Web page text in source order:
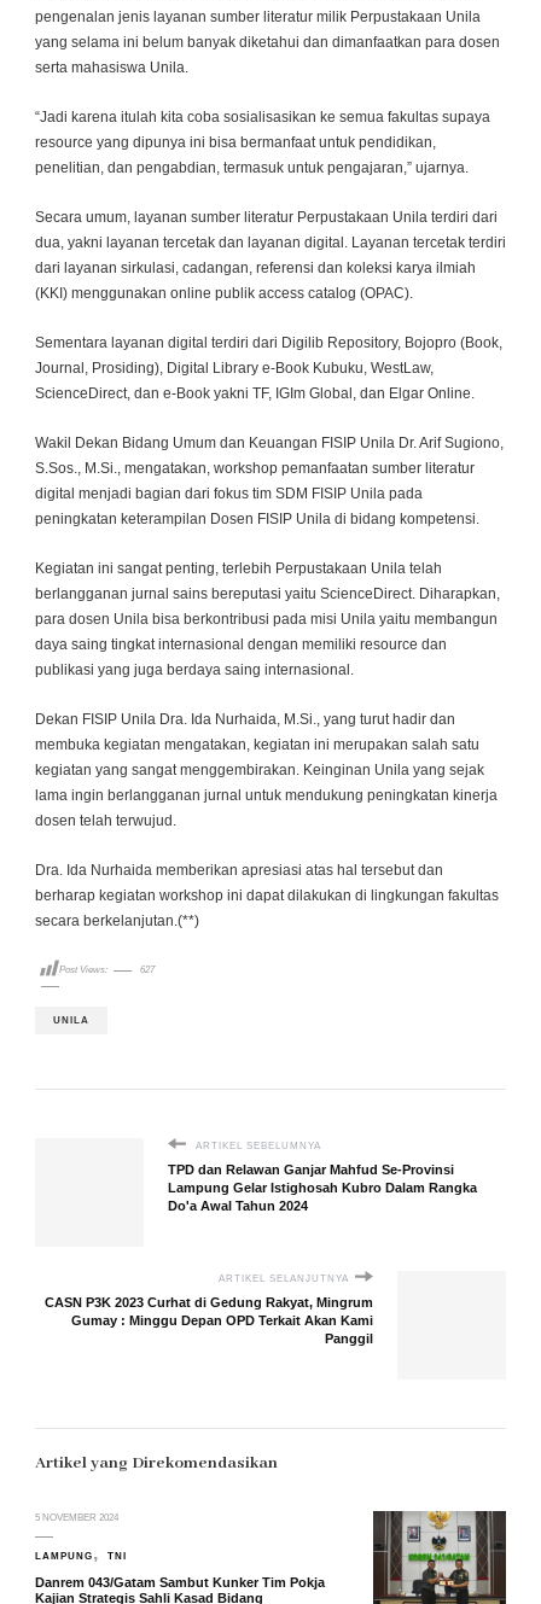
pengenalan jenis layanan sumber literatur milik Perpustakaan Unila
yang selama ini belum banyak diketahui dan dimanfaatkan para dosen
serta mahasiswa Unila.
“Jadi karena itulah kita coba sosialisasikan ke semua fakultas supaya
resource yang dipunya ini bisa bermanfaat untuk pendidikan,
penelitian, dan pengabdian, termasuk untuk pengajaran,” ujarnya.
Secara umum, layanan sumber literatur Perpustakaan Unila terdiri dari
dua, yakni layanan tercetak dan layanan digital. Layanan tercetak terdiri
dari layanan sirkulasi, cadangan, referensi dan koleksi karya ilmiah
(KKI) menggunakan online publik access catalog (OPAC).
Sementara layanan digital terdiri dari Digilib Repository, Bojopro (Book,
Journal, Prosiding), Digital Library e-Book Kubuku, WestLaw,
ScienceDirect, dan e-Book yakni TF, IGIm Global, dan Elgar Online.
Wakil Dekan Bidang Umum dan Keuangan FISIP Unila Dr. Arif Sugiono,
S.Sos., M.Si., mengatakan, workshop pemanfaatan sumber literatur
digital menjadi bagian dari fokus tim SDM FISIP Unila pada
peningkatan keterampilan Dosen FISIP Unila di bidang kompetensi.
Kegiatan ini sangat penting, terlebih Perpustakaan Unila telah
berlangganan jurnal sains bereputasi yaitu ScienceDirect. Diharapkan,
para dosen Unila bisa berkontribusi pada misi Unila yaitu membangun
daya saing tingkat internasional dengan memiliki resource dan
publikasi yang juga berdaya saing internasional.
Dekan FISIP Unila Dra. Ida Nurhaida, M.Si., yang turut hadir dan
membuka kegiatan mengatakan, kegiatan ini merupakan salah satu
kegiatan yang sangat menggembirakan. Keinginan Unila yang sejak
lama ingin berlangganan jurnal untuk mendukung peningkatan kinerja
dosen telah terwujud.
Dra. Ida Nurhaida memberikan apresiasi atas hal tersebut dan
berharap kegiatan workshop ini dapat dilakukan di lingkungan fakultas
secara berkelanjutan.(**)
Post Views: 627
UNILA
ARTIKEL SEBELUMNYA
TPD dan Relawan Ganjar Mahfud Se-Provinsi
Lampung Gelar Istighosah Kubro Dalam Rangka
Do'a Awal Tahun 2024
ARTIKEL SELANJUTNYA
CASN P3K 2023 Curhat di Gedung Rakyat, Mingrum
Gumay : Minggu Depan OPD Terkait Akan Kami
Panggil
Artikel yang Direkomendasikan
5 NOVEMBER 2024
LAMPUNG TNI
Danrem 043/Gatam Sambut Kunker Tim Pokja
Kajian Strategis Sahli Kasad Bidang